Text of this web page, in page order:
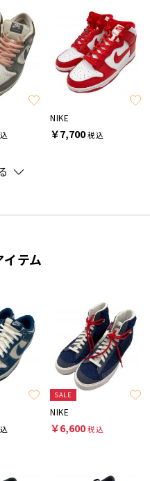
NIKE
￥7,700税込
テム
SALE
NIKE
￥6,600税込